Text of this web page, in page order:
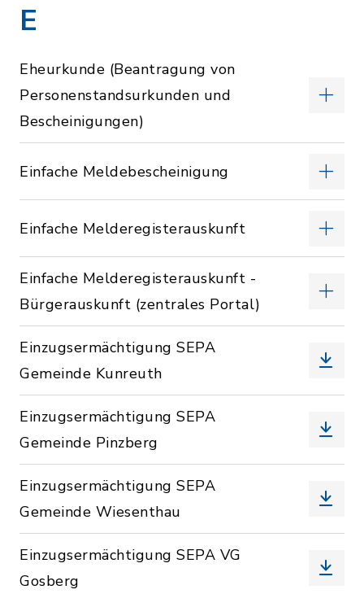
E
Eheurkunde (Beantragung von
Personenstandsurkunden und
Bescheinigungen)
Einfache Meldebescheinigung
Einfache Melderegisterauskunft
Einfache Melderegisterauskunft -
Bürgerauskunft (zentrales Portal)
Einzugsermächtigung SEPA
Gemeinde Kunreuth
Einzugsermächtigung SEPA
Gemeinde Pinzberg
Einzugsermächtigung SEPA
Gemeinde Wiesenthau
Einzugsermächtigung SEPA VG
Gosberg